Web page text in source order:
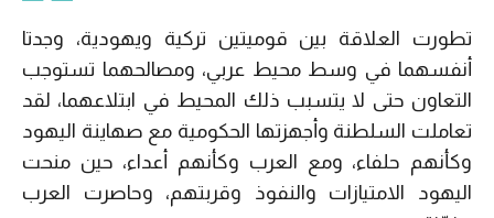
تطورت العلاقة بين قوميتين تركية ويهودية، وجدتا
أنفسهما في وسط محيط عربي، ومصالحهما تستوجب
التعاون حتى لا يتسبب ذلك المحيط في ابتلاعهما، لقد
تعاملت السلطنة وأجهزتها الحكومية مع صهاينة اليهود
وكأنهم حلفاء، ومع العرب وكأنهم أعداء، حين منحت
اليهود الامتيازات والنفوذ وقربتهم، وحاصرت العرب